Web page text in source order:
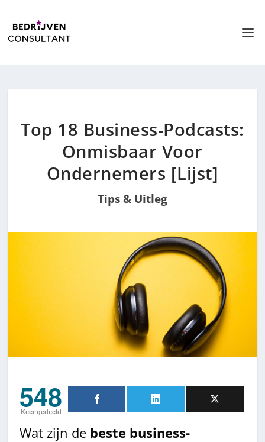
Top 18 Business-Podcasts:
Onmisbaar Voor
Ondernemers [Lijst]
Tips & Uitleg
548
Keer gedeeld
Wat zijn de beste business-